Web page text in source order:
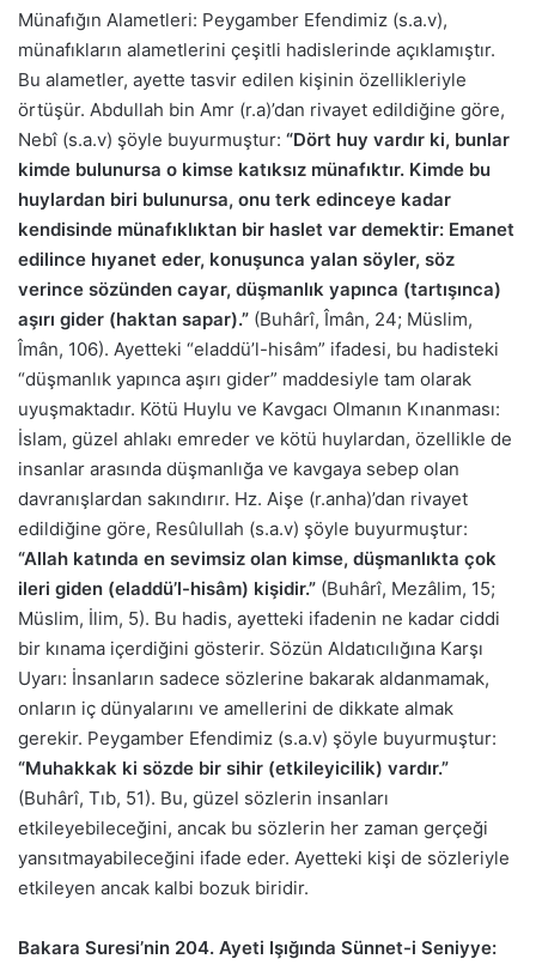
Münafığın Alametleri: Peygamber Efendimiz (s.a.v),
münafıkların alametlerini çeşitli hadislerinde açıklamıştır.
Bu alametler, ayette tasvir edilen kişinin özellikleriyle
örtüşür. Abdullah bin Amr (r.a)’dan rivayet edildiğine göre,
Nebî (s.a.v) şöyle buyurmuştur: “Dört huy vardır ki, bunlar
kimde bulunursa o kimse katıksız münafıktır. Kimde bu
huylardan biri bulunursa, onu terk edinceye kadar
kendisinde münafıklıktan bir haslet var demektir: Emanet
edilince hıyanet eder, konuşunca yalan söyler, söz
verince sözünden cayar, düşmanlık yapınca (tartışınca)
aşırı gider (haktan sapar).” (Buhârî, Îmân, 24; Müslim,
Îmân, 106). Ayetteki “eladdü’l-hisâm” ifadesi, bu hadisteki
“düşmanlık yapınca aşırı gider” maddesiyle tam olarak
uyuşmaktadır. Kötü Huylu ve Kavgacı Olmanın Kınanması:
İslam, güzel ahlakı emreder ve kötü huylardan, özellikle de
insanlar arasında düşmanlığa ve kavgaya sebep olan
davranışlardan sakındırır. Hz. Aişe (r.anha)’dan rivayet
edildiğine göre, Resûlullah (s.a.v) şöyle buyurmuştur:
“Allah katında en sevimsiz olan kimse, düşmanlıkta çok
ileri giden (eladdü’l-hisâm) kişidir.” (Buhârî, Mezâlim, 15;
Müslim, İlim, 5). Bu hadis, ayetteki ifadenin ne kadar ciddi
bir kınama içerdiğini gösterir. Sözün Aldatıcılığına Karşı
Uyarı: İnsanların sadece sözlerine bakarak aldanmamak,
onların iç dünyalarını ve amellerini de dikkate almak
gerekir. Peygamber Efendimiz (s.a.v) şöyle buyurmuştur:
“Muhakkak ki sözde bir sihir (etkileyicilik) vardır.”
(Buhârî, Tıb, 51). Bu, güzel sözlerin insanları
etkileyebileceğini, ancak bu sözlerin her zaman gerçeği
yansıtmayabileceğini ifade eder. Ayetteki kişi de sözleriyle
etkileyen ancak kalbi bozuk biridir.
Bakara Suresi’nin 204. Ayeti Işığında Sünnet-i Seniyye: